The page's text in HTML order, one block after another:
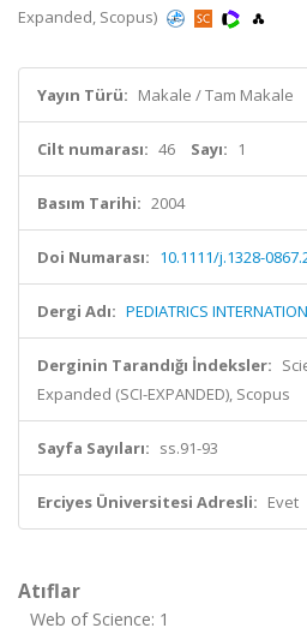
Expanded, Scopus)
Yayın Türü: Makale / Tam Makale
Cilt numarası: 46 Sayı: 1
Basım Tarihi: 2004
Doi Numarası: 10.1111/j.1328-
Dergi Adı: PEDIATRICS
Derginin Tarandığı İndeksler:
Expanded (SCI-EXPANDED), Scopus
Sayfa Sayıları: ss.91-93
Erciyes Üniversitesi Adresli: Evet
Atıflar
Web of Science: 1